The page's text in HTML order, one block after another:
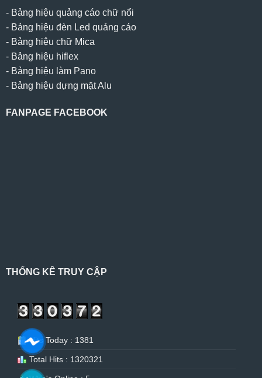
- Bảng hiệu quảng cáo chữ nổi
- Bảng hiệu đèn Led quảng cáo
- Bảng hiệu chữ Mica
- Bảng hiệu hiflex
- Bảng hiệu làm Pano
- Bảng hiệu dựng mặt Alu
FANPAGE FACEBOOK
THỐNG KÊ TRUY CẬP
Hits Today : 1381
Total Hits : 1320321